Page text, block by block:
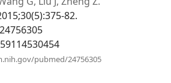
82.
pubmed/24756305